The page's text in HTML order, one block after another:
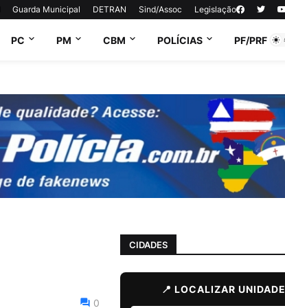
Guarda Municipal DETRAN Sind/Assoc Legislação
PC PM CBM POLÍCIAS PF/PRF
0
CIDADES
📍 LOCALIZAR UNIDADE